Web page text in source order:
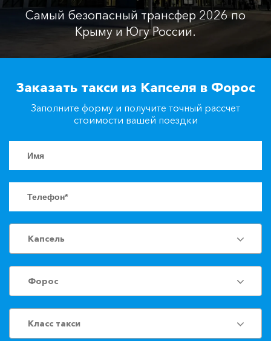
Контакты
+7(861)217-90-04
Самый безопасный трансфер 2026 по
Крыму и Югу России.
Заказать такси из Капселя в Форос
Заполните форму и получите точный рассчет
стоимости вашей поездки
Капсель
Форос
Класс такси